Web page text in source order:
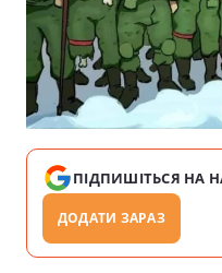
ПІДПИШІТЬСЯ НА
ДОДАТИ ЗАРАЗ